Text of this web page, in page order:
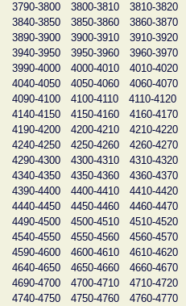
3790-3800
3800-3810 3810-3820
3840-3850
3850-3860 3860-3870
3890-3900
3900-3910 3910-3920
3940-3950
3950-3960 3960-3970
3990-4000
4000-4010 4010-4020
4040-4050
4050-4060 4060-4070
4090-4100
4100-4110 4110-4120
4140-4150
4150-4160 4160-4170
4190-4200
4200-4210 4210-4220
4240-4250
4250-4260 4260-4270
4290-4300
4300-4310 4310-4320
4340-4350
4350-4360 4360-4370
4390-4400
4400-4410 4410-4420
4440-4450
4450-4460 4460-4470
4490-4500
4500-4510 4510-4520
4540-4550
4550-4560 4560-4570
4590-4600
4600-4610 4610-4620
4640-4650
4650-4660 4660-4670
4690-4700
4700-4710 4710-4720
4740-4750
4750-4760 4760-4770